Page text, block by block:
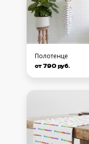
Полотенце
от 790 руб.